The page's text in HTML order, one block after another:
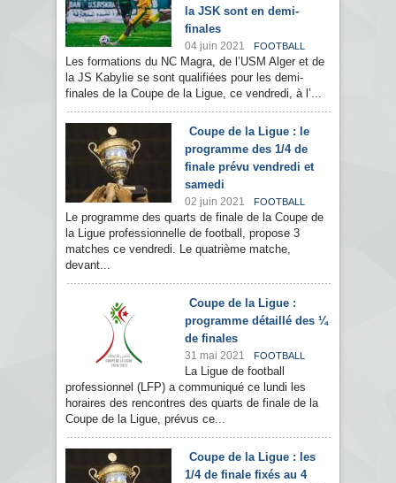
la JSK sont en demi-
finales
04 juin 2021 FOOTBALL
Les formations du NC Magra, de l’USM Alger et de
la JS Kabylie se sont qualifiées pour les demi-
finales de la Coupe de la Ligue, ce vendredi, à l’...
Coupe de la Ligue : le
programme des 1/4 de
finale prévu vendredi et
samedi
02 juin 2021 FOOTBALL
Le programme des quarts de finale de la Coupe de
la Ligue professionnelle de football, propose 3
matches ce vendredi. Le quatrième matche,
devant...
Coupe de la Ligue :
programme détaillé des ¼
de finales
31 mai 2021 FOOTBALL
La Ligue de football
professionnel (LFP) a communiqué ce lundi les
horaires des rencontres des quarts de finale de la
Coupe de la Ligue, prévus ce...
Coupe de la Ligue : les
1/4 de finale fixés au 4